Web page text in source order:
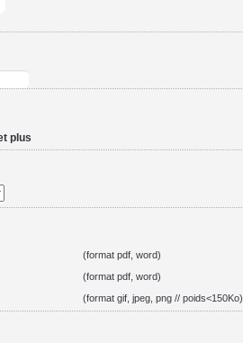
plus
(format pdf, word)
(format pdf, word)
(format gif, jpeg, png // poids<150Ko)